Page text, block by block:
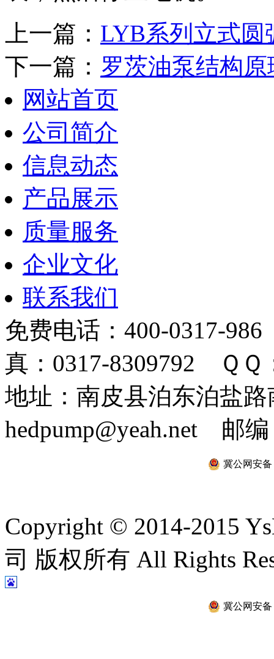
上一篇： LYB系列立式圆
下一篇： 罗茨油泵结构
网站首页
公司简介
信息动态
产品展示
质量服务
企业文化
联系我们
免费电话：400-0317-
真：0317-8309792 ＱＱ
地址：南皮县泊东泊盐
hedpump@yeah.net 邮编
冀公网安备
Copyright © 2014-2015
司 版权所有 All Rights
冀公网安备